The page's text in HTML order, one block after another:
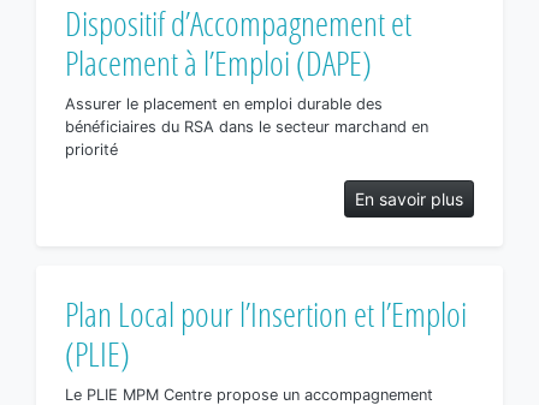
Dispositif d’Accompagnement et
Placement à l’Emploi (DAPE)
Assurer le placement en emploi durable des
bénéficiaires du RSA dans le secteur marchand en
priorité
En savoir plus
Plan Local pour l’Insertion et l’Emploi
(PLIE)
Le PLIE MPM Centre propose un accompagnement